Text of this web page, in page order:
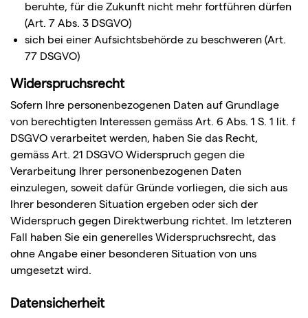
beruhte, für die Zukunft nicht mehr fortführen dürfen
(Art. 7 Abs. 3 DSGVO)
sich bei einer Aufsichtsbehörde zu beschweren (Art.
77 DSGVO)
Widerspruchsrecht
Sofern Ihre personenbezogenen Daten auf Grundlage
von berechtigten Interessen gemäss Art. 6 Abs. 1 S. 1 lit. f
DSGVO verarbeitet werden, haben Sie das Recht,
gemäss Art. 21 DSGVO Widerspruch gegen die
Verarbeitung Ihrer personenbezogenen Daten
einzulegen, soweit dafür Gründe vorliegen, die sich aus
Ihrer besonderen Situation ergeben oder sich der
Widerspruch gegen Direktwerbung richtet. Im letzteren
Fall haben Sie ein generelles Widerspruchsrecht, das
ohne Angabe einer besonderen Situation von uns
umgesetzt wird.
Datensicherheit